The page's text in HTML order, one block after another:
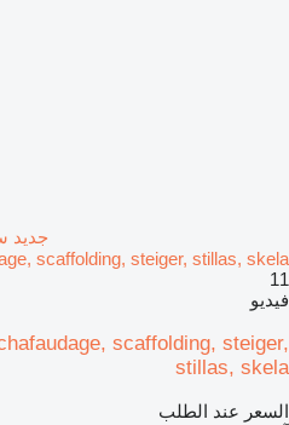
scaffolding, steiger, stillas, skela
11
فيديو
scaffolding, steiger,
stillas, skela
السعر عند الطلب